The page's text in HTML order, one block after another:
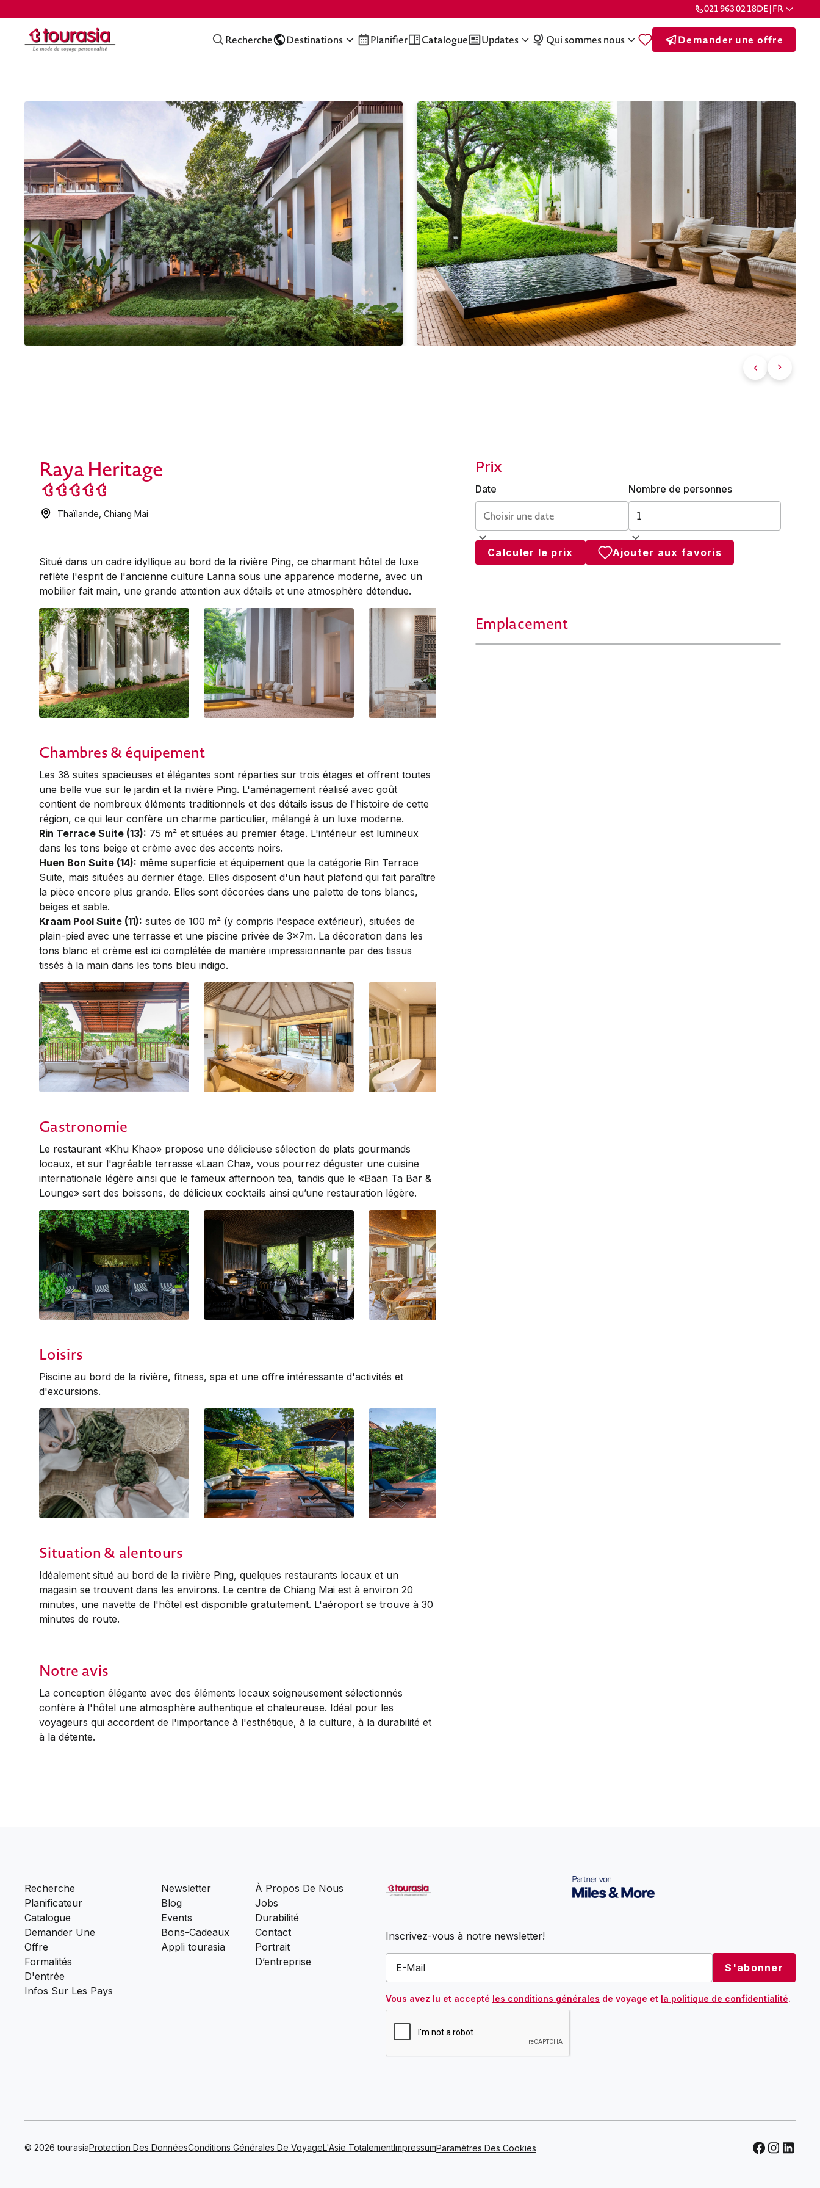
021 963 02 18DE | FR
Recherche Destinations Planifier Catalogue Updates Qui sommes nous Demander une offre
Raya Heritage
Thaïlande ,Chiang Mai
Situé dans un cadre idyllique au bord de la rivière Ping, ce charmant hôtel de luxe
reflète l'esprit de l'ancienne culture Lanna sous une apparence moderne, avec un
mobilier fait main, une grande attention aux détails et une atmosphère détendue.
Chambres & équipement
Les 38 suites spacieuses et élégantes sont réparties sur trois étages et offrent toutes
une belle vue sur le jardin et la rivière Ping. L'aménagement réalisé avec goût
contient de nombreux éléments traditionnels et des détails issus de l'histoire de cette
région, ce qui leur confère un charme particulier, mélangé à un luxe moderne.
Rin Terrace Suite (13): 75 m² et situées au premier étage. L'intérieur est lumineux
dans les tons beige et crème avec des accents noirs.
Huen Bon Suite (14): même superficie et équipement que la catégorie Rin Terrace
Suite, mais situées au dernier étage. Elles disposent d'un haut plafond qui fait paraître
la pièce encore plus grande. Elles sont décorées dans une palette de tons blancs,
beiges et sable.
Kraam Pool Suite (11): suites de 100 m² (y compris l'espace extérieur), situées de
plain-pied avec une terrasse et une piscine privée de 3x7m. La décoration dans les
tons blanc et crème est ici complétée de manière impressionnante par des tissus
tissés à la main dans les tons bleu indigo.
Gastronomie
Le restaurant «Khu Khao» propose une délicieuse sélection de plats gourmands
locaux, et sur l'agréable terrasse «Laan Cha», vous pourrez déguster une cuisine
internationale légère ainsi que le fameux afternoon tea, tandis que le «Baan Ta Bar &
Lounge» sert des boissons, de délicieux cocktails ainsi qu’une restauration légère.
Loisirs
Piscine au bord de la rivière, fitness, spa et une offre intéressante d'activités et
d'excursions.
Situation & alentours
Idéalement situé au bord de la rivière Ping, quelques restaurants locaux et un
magasin se trouvent dans les environs. Le centre de Chiang Mai est à environ 20
minutes, une navette de l'hôtel est disponible gratuitement. L'aéroport se trouve à 30
minutes de route.
Notre avis
La conception élégante avec des éléments locaux soigneusement sélectionnés
confère à l'hôtel une atmosphère authentique et chaleureuse. Idéal pour les
voyageurs qui accordent de l'importance à l'esthétique, à la culture, à la durabilité et
à la détente.
Prix
Date Nombre de personnes
Calculer le prix Ajouter aux favoris
Emplacement
Recherche
Planificateur
Catalogue
Demander Une
Offre
Formalités
D'entrée
Infos Sur Les Pays
Newsletter
Blog
Events
Bons-Cadeaux
Appli tourasia
À Propos De Nous
Jobs
Durabilité
Contact
Portrait
D’entreprise
Inscrivez-vous à notre newsletter!
Vous avez lu et accepté les conditions générales de voyage et la politique de confidentialité.
© 2026 tourasiaProtection Des DonnéesConditions Générales De VoyageL'Asie TotalementImpressumParamètres Des Cookies